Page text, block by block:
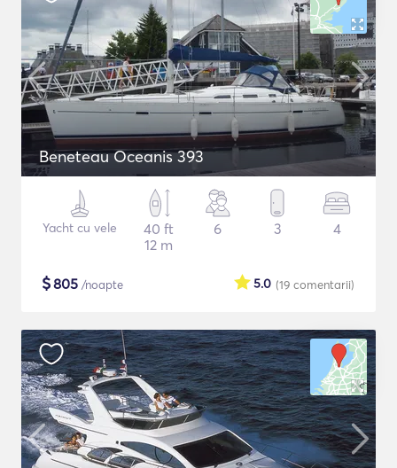
Beneteau Oceanis 393
Yacht cu vele
40 ft
12 m
6 3 4
$805 /noapte (19 comentarii)
5.0